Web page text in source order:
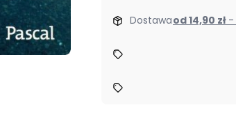
Dostawa od 14,90 zł